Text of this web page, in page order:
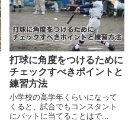
打球に角度をつけるために
チェックすべきポイントと
練習方法
小学校の高学年くらいになって
くると、試合でもコンスタント
にバットに当てることはで...